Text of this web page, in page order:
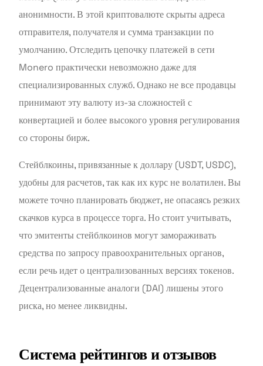
анонимности. В этой криптовалюте скрыты адреса
отправителя, получателя и сумма транзакции по
умолчанию. Отследить цепочку платежей в сети
Monero практически невозможно даже для
специализированных служб. Однако не все продавцы
принимают эту валюту из-за сложностей с
конвертацией и более высокого уровня регулирования
со стороны бирж.
Стейблкоины, привязанные к доллару (USDT, USDC),
удобны для расчетов, так как их курс не волатилен. Вы
можете точно планировать бюджет, не опасаясь резких
скачков курса в процессе торга. Но стоит учитывать,
что эмитенты стейблкоинов могут замораживать
средства по запросу правоохранительных органов,
если речь идет о централизованных версиях токенов.
Децентрализованные аналоги (DAI) лишены этого
риска, но менее ликвидны.
Система рейтингов и отзывов